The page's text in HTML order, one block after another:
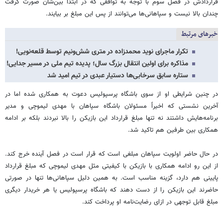
چندان بالا نیست و سپاهانی‌ها می‌توانند از پس این مبلغ بر بیایند.
خبرهای مرتبط
تکرار ماجرای نوید محمدزاده در متری شش‌ونیم توسط قلعه‌نویی!
مذاکره برای اولین انتقال بزرگ سال؛ پدیده تیم ملی در مسیر جدایی!
ستاره سابق سرخابی‌ها دستیار عبدی در تیم امید شد
در چنین شرایطی او از سوی باشگاه پرسپولیس دعوت به همکاری شده اما در
آخرین نشستی که اخیراً مسئولان باشگاه سپاهان با مهدی لیموچی و مدیر
برنامه‌هایش داشتند نه تنها مبلغ قرارداد این بازیکن را بالا نبردند بلکه بر ادامه
همکاری بین طرفین هم تاکید شد.
در حال حاضر اولویت سپاهان مبلغی است که قرار است در فصل آینده خرج کند.
از این رو ادامه همکاری با بازیکن با کیفیتی مثل مهدی لیموچی که مبلغ قرارداد
پایینی هم دارد، گزینه مناسب است. به همین دلیل سپاهانی‌ها تنها در صورتی
حاضرند این بازیکن را از دست دهند که باشگاه پرسپولیس یا هر خریدار دیگری
مبلغ قابل توجهی در ازای رضایت‌نامه او پرداخت کند.